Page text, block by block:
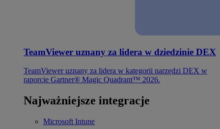
TeamViewer uznany za lidera w dziedzinie DEX
TeamViewer uznany za lidera w kategorii narzędzi DEX w
raporcie Gartner® Magic Quadrant™ 2026.
Najważniejsze integracje
Microsoft Intune